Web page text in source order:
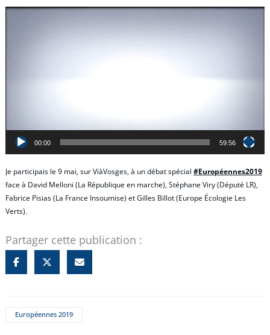
Lecteur
00:00 59:56
Je participais le 9 mai, sur ViàVosges, à un débat spécial #Européennes2019
face à David Melloni (La République en marche), Stéphane Viry (Député LR),
Fabrice Pisias (La France Insoumise) et Gilles Billot (Europe Écologie Les
Verts).
Partager cette publication :
Européennes 2019